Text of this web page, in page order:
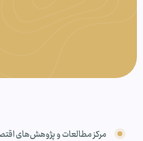
مرکز مطالعات و پژوهش‌های